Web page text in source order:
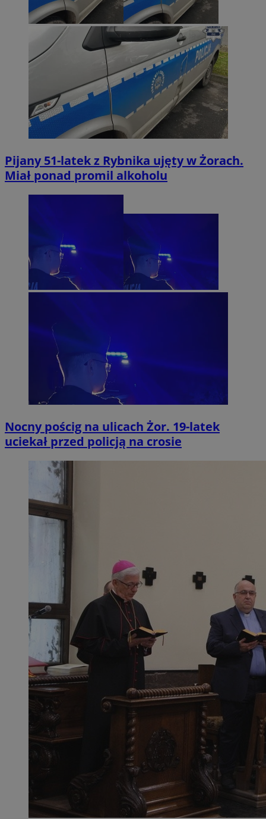
Pijany 51-latek z Rybnika ujęty w Żorach.
Miał ponad promil alkoholu
Nocny pościg na ulicach Żor. 19-latek
uciekał przed policją na crosie